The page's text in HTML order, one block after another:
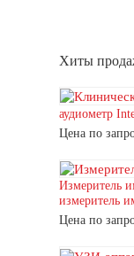
Хиты
аудиометр
Цена по
Измеритель
измеритель
Цена по